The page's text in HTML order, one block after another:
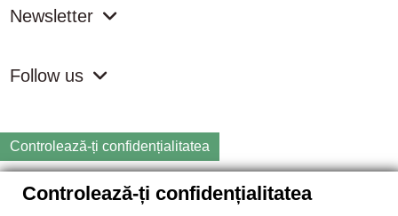
Newsletter
Follow us
Controlează-ți confidențialitatea
Copyright
2026 samdistribution.ro - Magazin online cu Produse
Controlează-ți confidențialitatea